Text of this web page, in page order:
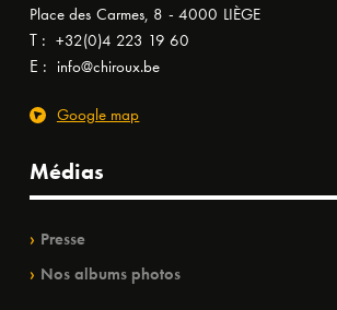
Place des Carmes, 8 - 4000 LIÈGE
T : +32(0)4 223 19 60
E : info@chiroux.be
Google map
Médias
Presse
Nos albums photos